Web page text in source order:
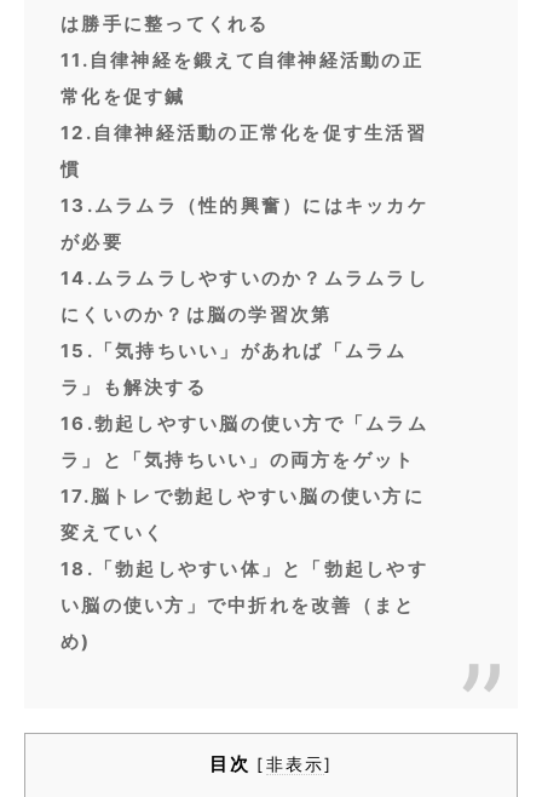
は勝手に整ってくれる
11.自律神経を鍛えて自律神経活動の正
常化を促す鍼
12.自律神経活動の正常化を促す生活習
慣
13.ムラムラ（性的興奮）にはキッカケ
が必要
14.ムラムラしやすいのか？ムラムラし
にくいのか？は脳の学習次第
15.「気持ちいい」があれば「ムラム
ラ」も解決する
16.勃起しやすい脳の使い方で「ムラム
ラ」と「気持ちいい」の両方をゲット
17.脳トレで勃起しやすい脳の使い方に
変えていく
18.「勃起しやすい体」と「勃起しやす
い脳の使い方」で中折れを改善（まと
め)
目次 [非表示]